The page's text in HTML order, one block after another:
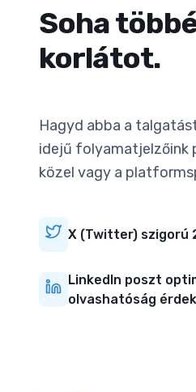
Soha
korlátot.
Hagyd abba a
idejű folyamatjelzőink
közel vagy a
X (Twitter) szigorú
LinkedIn poszt
olvashatóság